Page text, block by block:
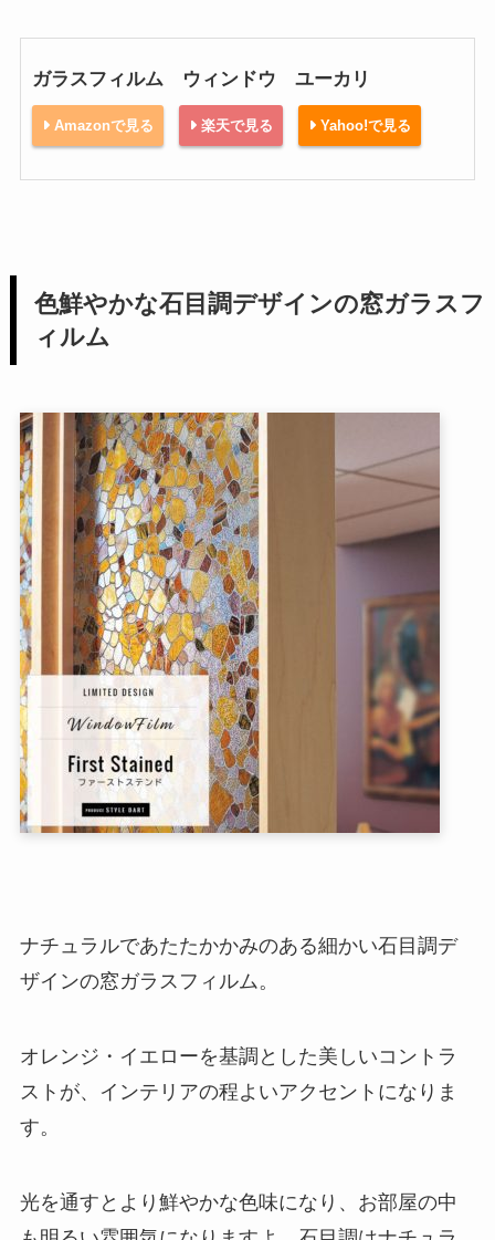
ガラスフィルム ウィンドウ ユーカリ
Amazonで見る 楽天で見る Yahoo!で見る
色鮮やかな石目調デザインの窓ガラスフ
ィルム
ナチュラルであたたかかみのある細かい石目調デ
ザインの窓ガラスフィルム。
オレンジ・イエローを基調とした美しいコントラ
ストが、インテリアの程よいアクセントになりま
す。
光を通すとより鮮やかな色味になり、お部屋の中